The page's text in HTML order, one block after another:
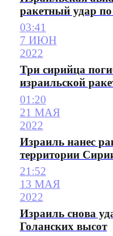
ракетный удар
03:41
7 ИЮН
2022
Три сирийца
израильской
01:20
21 МАЯ
2022
Израиль нанес
территории
21:52
13 МАЯ
2022
Израиль снова
Голанских высот